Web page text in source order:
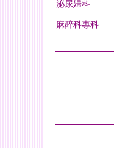
泌尿婦科
麻醉科專科